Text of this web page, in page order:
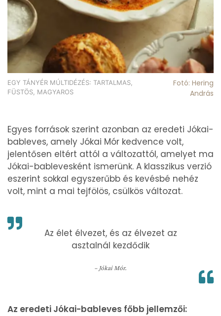
EGY TÁNYÉR MÚLTIDÉZÉS: TARTALMAS,
FÜSTÖS, MAGYAROS
Fotó: Hering
András
Egyes források szerint azonban az eredeti Jókai-
bableves, amely Jókai Mór kedvence volt,
jelentősen eltért attól a változattól, amelyet ma
Jókai-bablevesként ismerünk. A klasszikus verzió
eszerint sokkal egyszerűbb és kevésbé nehéz
volt, mint a mai tejfölös, csülkös változat.
Az élet élvezet, és az élvezet az
asztalnál kezdődik
– Jókai Mór.
Az eredeti Jókai-bableves főbb jellemzői: